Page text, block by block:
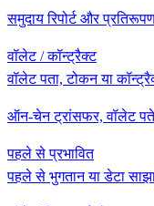
समुदाय रिपोर्ट और
वॉलेट / कॉन्ट्रैक्ट
वॉलेट पता, टोकन या
ऑन-चेन ट्रांसफर, वॉलेट
पहले से प्रभावित
पहले से भुगतान या डेटा